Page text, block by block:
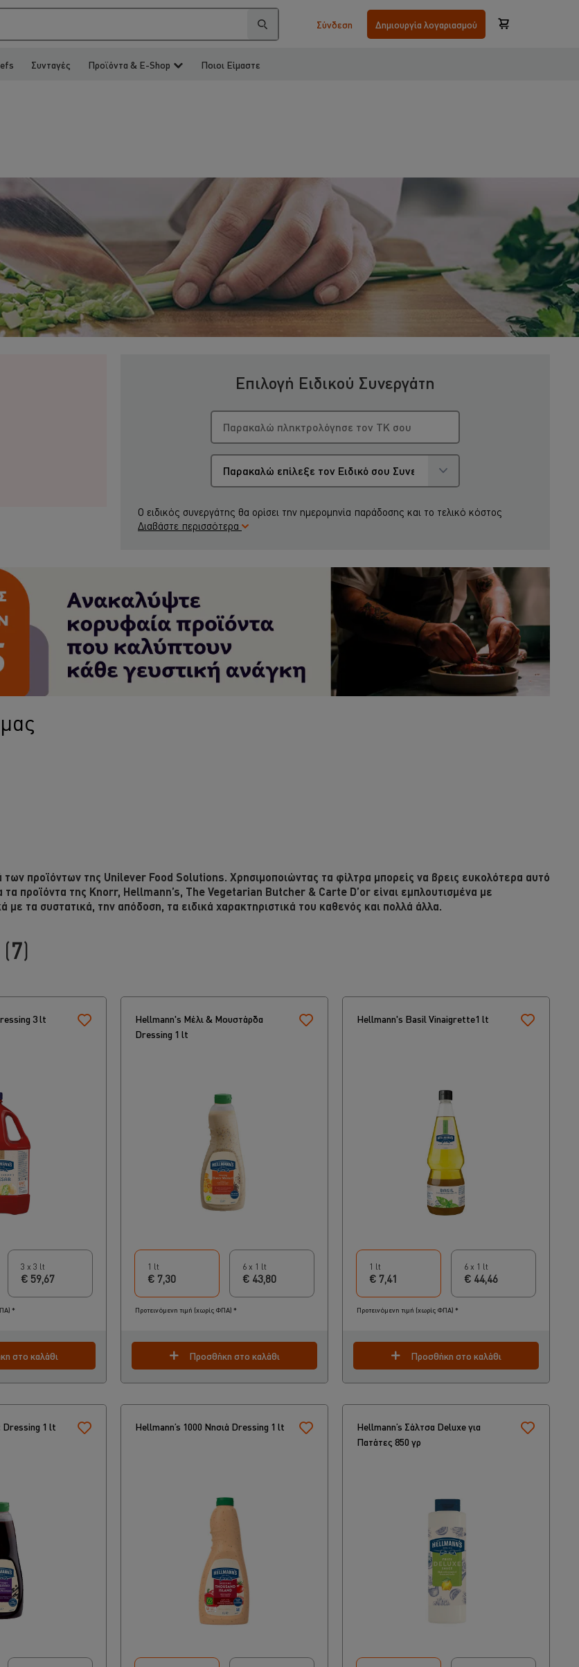
Σύνδεση Δημιουργία λογαριασμού
Συνταγές Προϊόντα & E-Shop Ποιοι Είμαστε
Επιλογή Ειδικού Συνεργάτη
Ο ειδικός συνεργάτης θα ορίσει την ημερομηνία παράδοσης και το τελικό κόστος
Διαβάστε περισσότερα
προϊόντων της Unilever Food Solutions. Χρησιμοποιώντας τα φίλτρα μπορείς να βρεις ευκολότερα αυτό
τα προϊόντα της Knorr, Hellmann’s, The Vegetarian Butcher & Carte D’or είναι εμπλουτισμένα με
με τα συστατικά, την απόδοση, τα ειδικά χαρακτηριστικά του καθενός και πολλά άλλα.
(7)
3 lt
3 x 3 lt
€ 59,67
*
στο καλάθι
Hellmann's Μέλι & Μουστάρδα
Dressing 1 lt
1 lt
€ 7,30
6 x 1 lt
€ 43,80
Προτεινόμενη τιμή (χωρίς ΦΠΑ) *
Προσθήκη στο καλάθι
Hellmann's Basil Vinaigrette1 lt
1 lt
€ 7,41
6 x 1 lt
€ 44,46
Προτεινόμενη τιμή (χωρίς ΦΠΑ) *
Προσθήκη στο καλάθι
Dressing 1 lt Hellmann’s 1000 Νησιά Dressing 1 lt
Hellmann’s Σάλτσα Deluxe για
Πατάτες 850 γρ